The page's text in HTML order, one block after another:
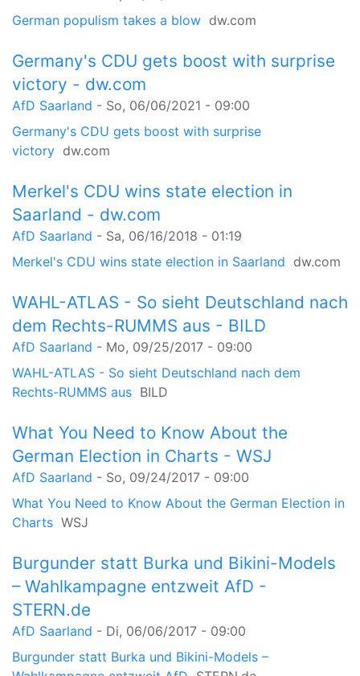
German populism takes a blow dw.com
Germany's CDU gets boost with surprise
victory - dw.com
AfD Saarland - So, 06/06/2021 - 09:00
Germany's CDU gets boost with surprise
victory dw.com
Merkel's CDU wins state election in
Saarland - dw.com
AfD Saarland - Sa, 06/16/2018 - 01:19
Merkel's CDU wins state election in Saarland dw.com
WAHL-ATLAS - So sieht Deutschland nach
dem Rechts-RUMMS aus - BILD
AfD Saarland - Mo, 09/25/2017 - 09:00
WAHL-ATLAS - So sieht Deutschland nach dem
Rechts-RUMMS aus BILD
What You Need to Know About the
German Election in Charts - WSJ
AfD Saarland - So, 09/24/2017 - 09:00
What You Need to Know About the German Election in
Charts WSJ
Burgunder statt Burka und Bikini-Models
– Wahlkampagne entzweit AfD -
STERN.de
AfD Saarland - Di, 06/06/2017 - 09:00
Burgunder statt Burka und Bikini-Models –